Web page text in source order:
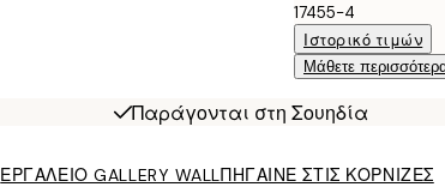
17455-4
Ιστορικό τιμών
Μάθετε
Παράγονται στη Σουηδία
ΕΡΓΑΛΕΙΟ GALLERY WALLΠΗΓΑΙΝΕ ΣΤΙΣ ΚΟΡΝΙΖΕΣ